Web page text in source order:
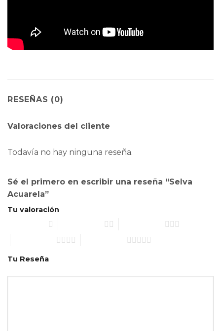
RESEÑAS (0)
Valoraciones del cliente
Todavía no hay ninguna reseña.
Sé el primero en escribir una reseña “Selva
Acuarela”
Tu valoración
Tu Reseña